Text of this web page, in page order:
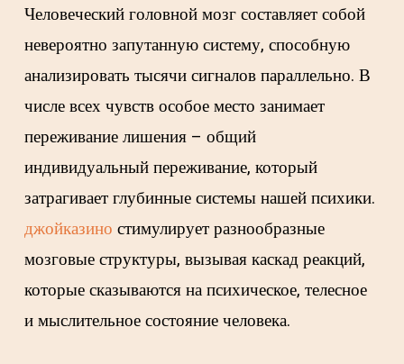
Человеческий головной мозг составляет собой
невероятно запутанную систему, способную
анализировать тысячи сигналов параллельно. В
числе всех чувств особое место занимает
переживание лишения – общий
индивидуальный переживание, который
затрагивает глубинные системы нашей психики.
джойказино стимулирует разнообразные
мозговые структуры, вызывая каскад реакций,
которые сказываются на психическое, телесное
и мыслительное состояние человека.